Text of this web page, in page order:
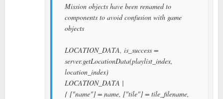
Mission objects have been renamed to
components to avoid confusion with game
objects
LOCATION_DATA, is_success =
server.getLocationData(playlist_index,
location_index)
LOCATION_DATA |
{ ["name"] = name, ["tile"] = tile_filename,